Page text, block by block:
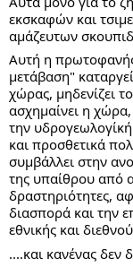
εκσκαφών και
αμάζευτων
Αυτή η
μετάβαση"
χώρας, μηδενίζει
ασχημαίνει η
την
και προσθετικά
συμβάλλει στην
της υπαίθρου από
δραστηριότητες,
διασπορά και την
εθνικής και
....και κανένας δεν